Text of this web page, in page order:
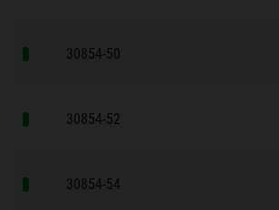
30854-50
30854-52
30854-54